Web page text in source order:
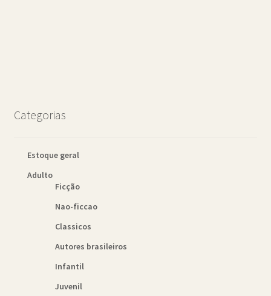
Categorias
Estoque geral
Adulto
Ficção
Nao-ficcao
Classicos
Autores brasileiros
Infantil
Juvenil